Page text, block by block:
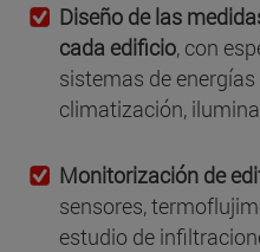
Diseño de las
cada edificio, con
sistemas de
climatización,
Monitorización de
sensores,
estudio de